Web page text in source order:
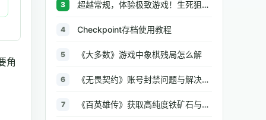
角
3 超越常规，体验极致游戏！生死狙击极品辅助工具助你无往不利
4 Checkpoint存档使用教程
5 《大多数》游戏中象棋残局怎么解
6 《无畏契约》账号封禁问题与解决方法汇总
7 《百英雄传》获取高纯度铁矿石与大型铁矿石的地点介绍